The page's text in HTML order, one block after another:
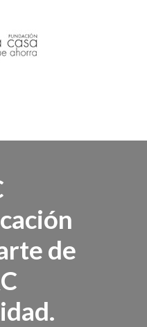
de